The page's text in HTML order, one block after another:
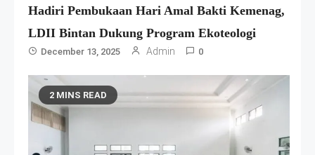
Hadiri Pembukaan Hari Amal Bakti Kemenag,
LDII Bintan Dukung Program Ekoteologi
December 13, 2025 Admin 0
2 MINS READ